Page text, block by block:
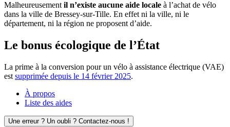
Malheureusement il n’existe aucune aide locale à l’achat de vélo
dans la ville de Bressey-sur-Tille. En effet ni la ville, ni le
département, ni la région ne proposent d’aide.
Le bonus écologique de l’État
La prime à la conversion pour un vélo à assistance électrique (VAE)
est supprimée depuis le 14 février 2025.
À propos
Liste des aides
Une erreur ? Un oubli ? Contactez-nous !